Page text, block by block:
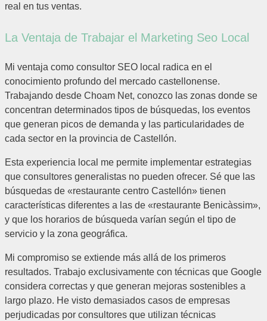
real en tus ventas.
La Ventaja de Trabajar el Marketing Seo Local
Mi ventaja como consultor SEO local radica en el
conocimiento profundo del mercado castellonense.
Trabajando desde Choam Net, conozco las zonas donde se
concentran determinados tipos de búsquedas, los eventos
que generan picos de demanda y las particularidades de
cada sector en la provincia de Castellón.
Esta experiencia local me permite implementar estrategias
que consultores generalistas no pueden ofrecer. Sé que las
búsquedas de «restaurante centro Castellón» tienen
características diferentes a las de «restaurante Benicàssim»,
y que los horarios de búsqueda varían según el tipo de
servicio y la zona geográfica.
Mi compromiso se extiende más allá de los primeros
resultados. Trabajo exclusivamente con técnicas que Google
considera correctas y que generan mejoras sostenibles a
largo plazo. He visto demasiados casos de empresas
perjudicadas por consultores que utilizan técnicas